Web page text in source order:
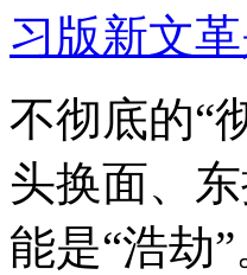
习版新文
不彻底的“
头换面、
能是“浩劫